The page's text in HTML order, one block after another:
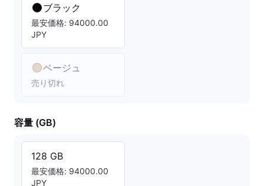
ブラック
最安価格: 94000.00
JPY
ベージュ
売り切れ
容量 (GB)
128 GB
最安価格: 94000.00
JPY